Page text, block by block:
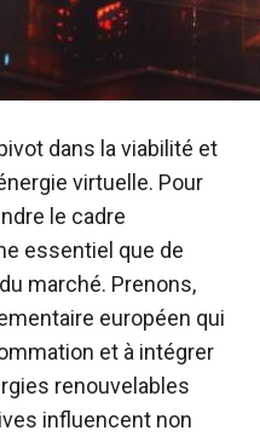
dans la viabilité et
virtuelle. Pour
le cadre
essentiel que de
marché. Prenons,
européen qui
et à intégrer
renouvelables
influencent non